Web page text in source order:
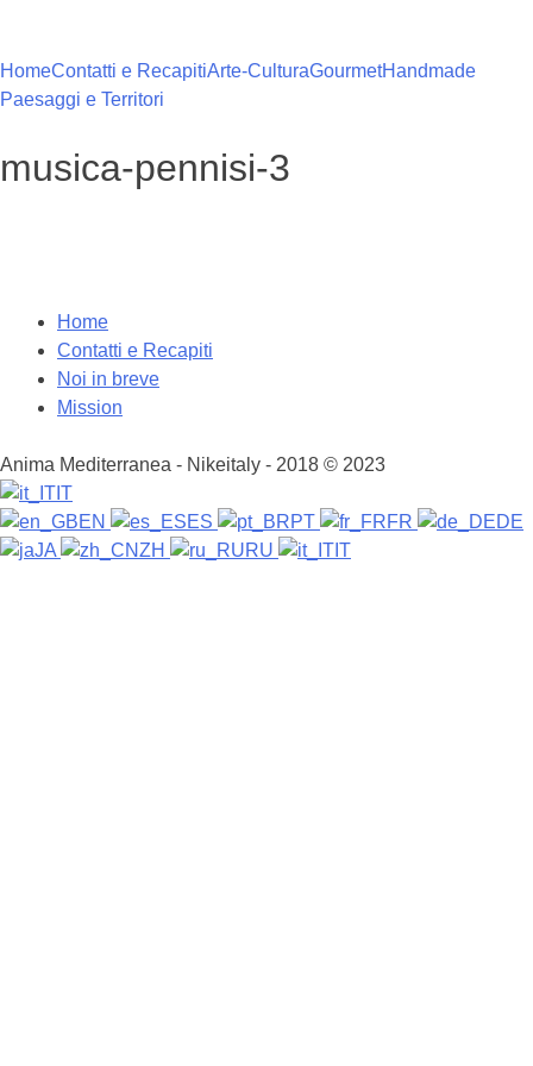
contenuto
HomeContatti e RecapitiArte-CulturaGourmetHandmade
Paesaggi e Territori
musica-pennisi-3
Home
Contatti e Recapiti
Noi in breve
Mission
Anima Mediterranea - Nikeitaly - 2018 © 2023
IT
EN
ES PT FR
DE
JA
ZH RU IT